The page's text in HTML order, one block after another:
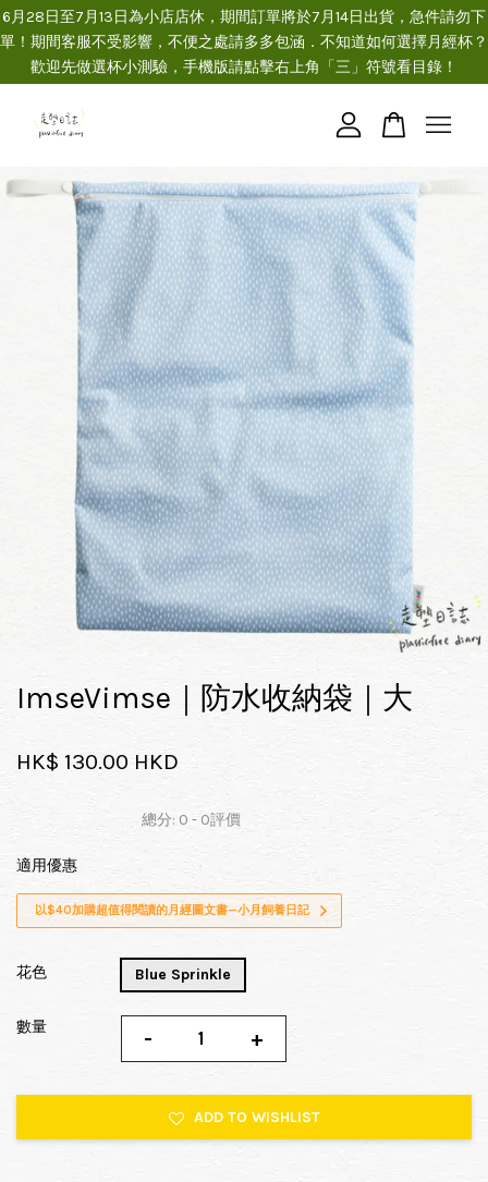
6月28日至7月13日為小店店休，期間訂單將於7月14日出貨，急件請勿下
單！期間客服不受影響，不便之處請多多包涵．不知道如何選擇月經杯？
歡迎先做選杯小測驗，手機版請點擊右上角「三」符號看目錄！
ImseVimse｜防水收納袋｜大
HK$ 130.00 HKD
總分: 0 - 0評價
適用優惠
以$40加購超值得閱讀的月經圖文書—小月飼養日記
花色 Blue Sprinkle
數量 - +
ADD TO WISHLIST
您的購物車目前還是空的。